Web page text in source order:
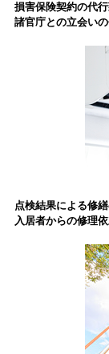
損害保険契約の代行
諸官庁との立会い
点検結果による修繕
入居者からの修理